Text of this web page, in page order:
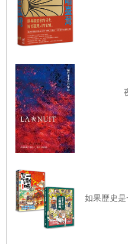
【 第三部】 把可見式思考的力量
第七章｜創造重視思考、
案例研究：提供反思的空間
案例研究：騰出學習的時間
案例研究：建立完整的討論
形塑思考文化的要素
第八章｜實務筆記
讓思考變得可見在數學課及
．步驟．
準備。展示圖像／物件的時候，
在烏黑教室中投影到螢幕上、印
多印幾份發給兩兩一組的同學。
兩、三分鐘後，再開始談話或討
看。問學生注意到什麼，強調這
麼，不是要他們解讀。你可以提
討論他們的觀察，接著開始課堂
注意到的東西。
如果歷史